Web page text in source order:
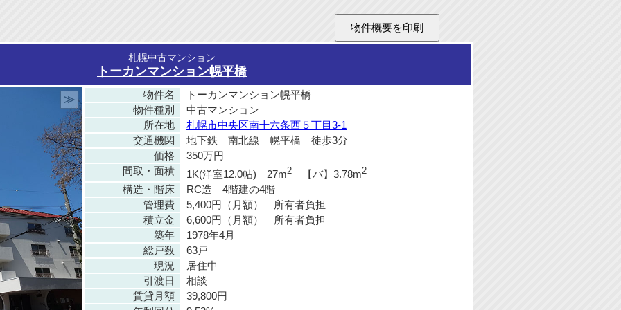
札幌中古マンション
トーカンマンション幌平橋
≫ 物件名
トーカンマンション幌平橋
物件種別
中古マンション
所在地
札幌市中央区南十六条西５丁目3-1
交通機関
地下鉄 南北線 幌平橋 徒歩3分
価格
350万円
間取・面積
1K(洋室12.0帖) 27m2 【バ】3.78m2
構造・階床
RC造 4階建の4階
管理費
5,400円（月額） 所有者負担
積立金
6,600円（月額） 所有者負担
築年
1978年4月
総戸数
63戸
現況
居住中
引渡日
相談
賃貸月額
39,800円